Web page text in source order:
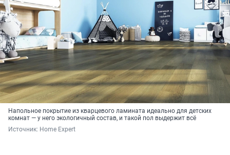
Напольное покрытие из кварцевого ламината идеально для детских
комнат — у него экологичный состав, и такой пол выдержит всё
Источник: Home Expert